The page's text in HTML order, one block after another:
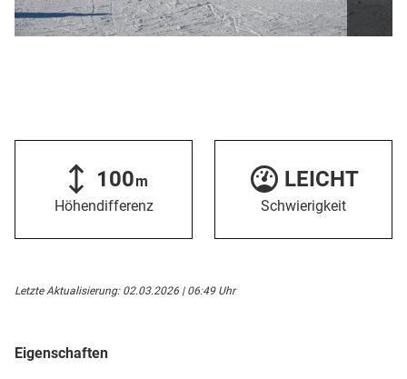
100m
Höhendifferenz
LEICHT
Schwierigkeit
Letzte Aktualisierung: 02.03.2026 | 06:49 Uhr
Eigenschaften